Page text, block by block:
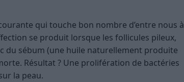
qui touche bon nombre d’entre nous à
se produit lorsque les follicules pileux,
du sébum (une huile naturellement produite
Résultat ? Une prolifération de bactéries
la peau.